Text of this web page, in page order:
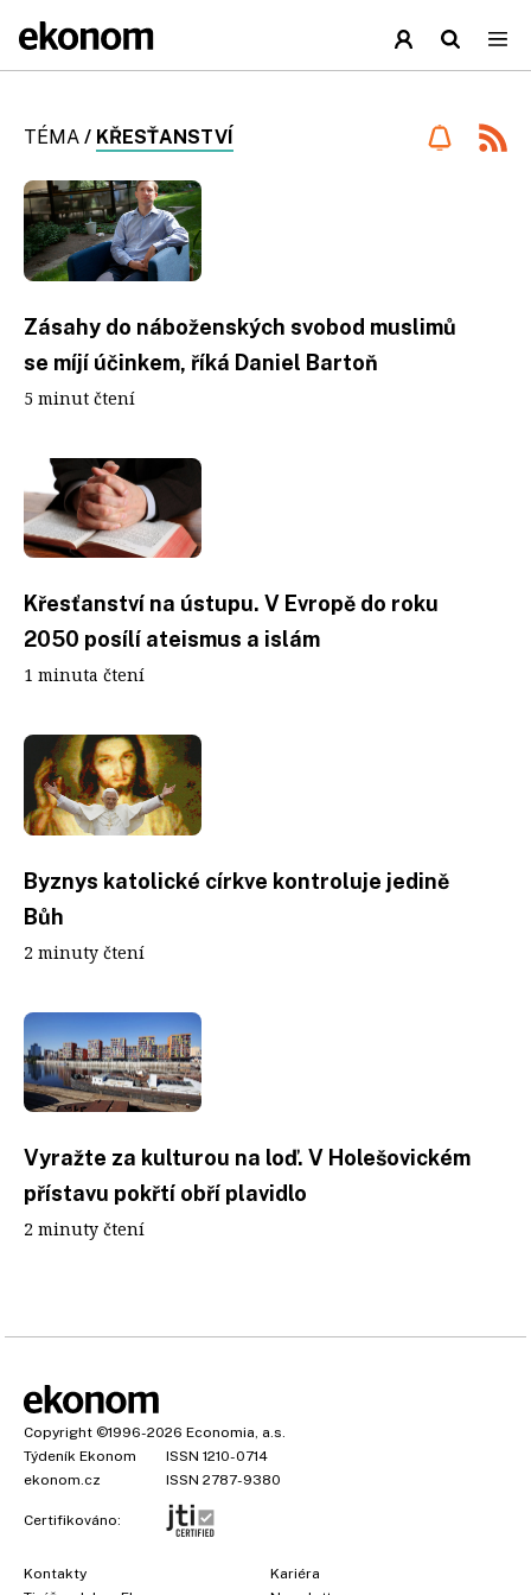
TÉMA / KŘESŤANSTVÍ
Zásahy do náboženských svobod muslimů
se míjí účinkem, říká Daniel Bartoň
5 minut čtení
Křesťanství na ústupu. V Evropě do roku
2050 posílí ateismus a islám
1 minuta čtení
Byznys katolické církve kontroluje jedině
Bůh
2 minuty čtení
Vyražte za kulturou na loď. V Holešovickém
přístavu pokřtí obří plavidlo
2 minuty čtení
Copyright ©1996-2026 Economia, a.s.
Týdeník Ekonom
ISSN 1210-0714
ekonom.cz
ISSN 2787-9380
Certifikováno:
Kontakty
Kariéra